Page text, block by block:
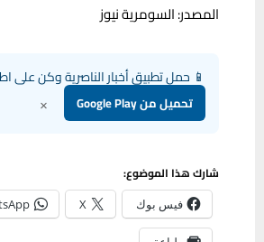
المصدر: السومرية نيوز
📱 حمل تطبيق أخبار الناصرية وكن على
تحميل من Google Play ×
شارك هذا الموضوع:
فيس بوك X